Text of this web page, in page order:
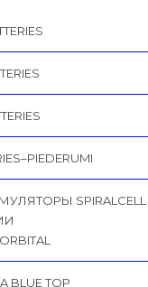
SPIRALCELL
BLUE TOP